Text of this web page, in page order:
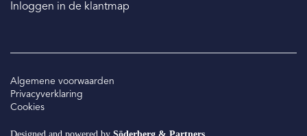
Inloggen in de klantmap
Algemene voorwaarden
Privacyverklaring
Cookies